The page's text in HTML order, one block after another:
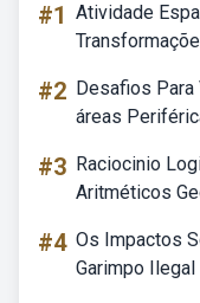
#1 Atividade
#2 Desafios Para
áreas
#3 Raciocinio
Aritméticos
#4 Os Impactos
Garimpo